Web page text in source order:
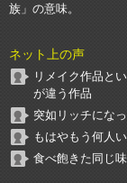
族」の意味。
ネット上の声
リメイク作品と
が違う作品
突如リッチにな
もはやもう何人
食べ飽きた同じ